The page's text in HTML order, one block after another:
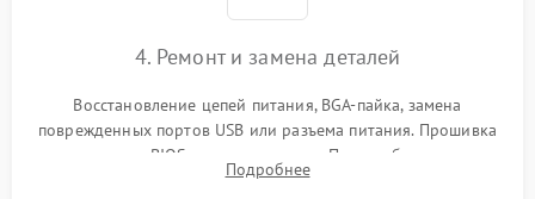
4. Ремонт и замена деталей
Восстановление цепей питания, BGA-пайка, замена
поврежденных портов USB или разъема питания. Прошивка
микросхемы BIOS программатором. При необходимости
установка нового накопителя, оперативной памяти или
Подробнее